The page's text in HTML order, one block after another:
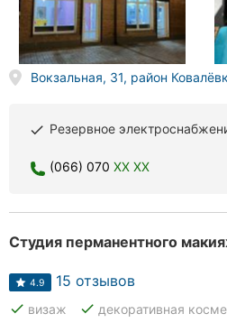
Вокзальная, 31, район
done Резервное
(066) 070 XX XX
4.9 15 отзывов
done визаж done декоративная